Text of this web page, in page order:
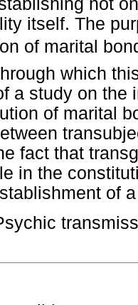
not
itself. The
of marital
which
a study on
of marital
fact that
in the
of